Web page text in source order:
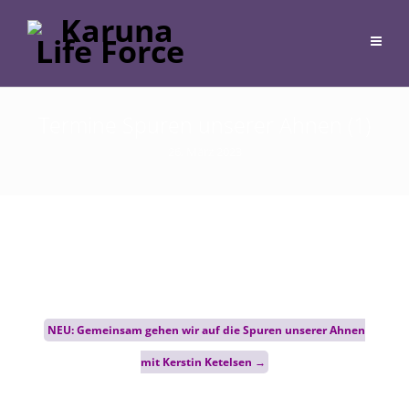
Post
navigation
NEU: Gemeinsam gehen wir auf die Spuren unserer Ahnen
mit Kerstin Ketelsen →